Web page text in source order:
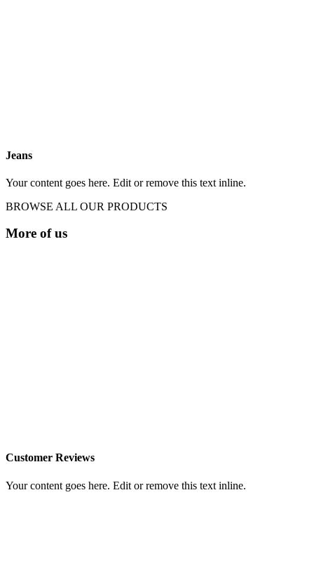
Jeans
Your content goes here. Edit or remove this text inline.
BROWSE ALL OUR PRODUCTS
More of us
Customer Reviews
Your content goes here. Edit or remove this text inline.